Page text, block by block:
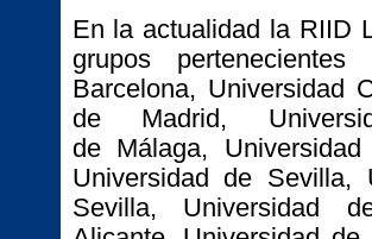
En la actualidad la RIID
grupos
Barcelona, Universidad
de Madrid,
de Málaga,
Universidad de Sevilla,
Sevilla, Universidad